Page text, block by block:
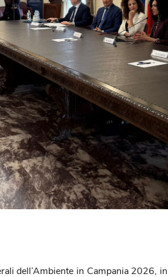
dell’Ambiente in Campania